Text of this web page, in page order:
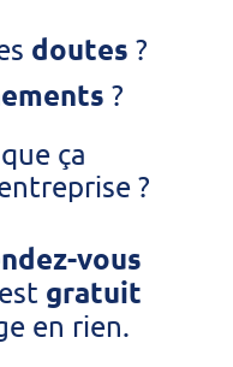
doutes ?
?
que ça
?
vous
gratuit
en rien.